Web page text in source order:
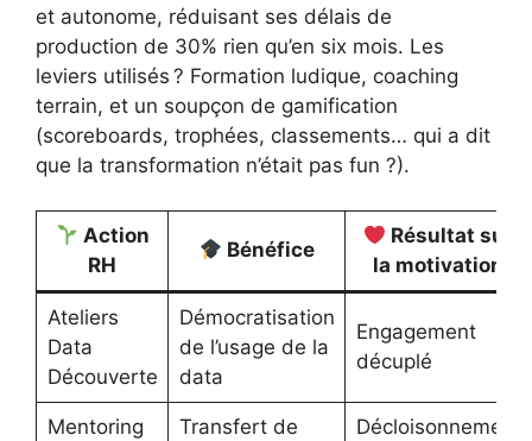
et autonome, réduisant ses délais de
production de 30% rien qu’en six mois. Les
leviers utilisés ? Formation ludique, coaching
terrain, et un soupçon de gamification
(scoreboards, trophées, classements… qui a dit
que la transformation n’était pas fun ?).
Action
RH
Bénéfice
Résultat sur
la motivation
Ateliers
Data
Découverte
Démocratisation
de l’usage de la
data
Engagement
décuplé
Mentoring
Transfert de
Décloisonnement